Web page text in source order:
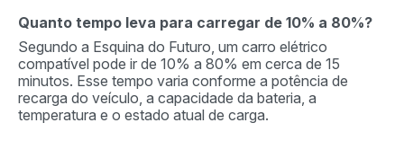
Quanto tempo leva para carregar de 10% a 80%?
Segundo a Esquina do Futuro, um carro elétrico
compatível pode ir de 10% a 80% em cerca de 15
minutos. Esse tempo varia conforme a potência de
recarga do veículo, a capacidade da bateria, a
temperatura e o estado atual de carga.